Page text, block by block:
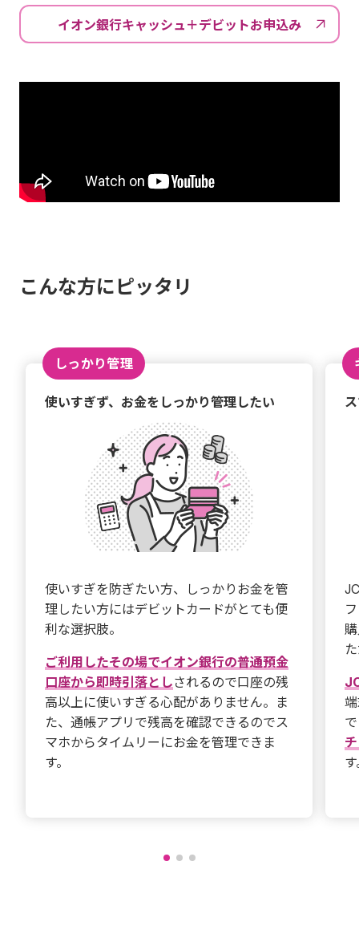
イオン銀行キャッシュ＋デビットお申込み
こんな方にピッタリ
しっかり管理
使いすぎず、お金をしっかり管理したい
使いすぎを防ぎたい方、しっかりお金を管
理したい方にはデビットカードがとても便
利な選択肢。
ご利用したその場でイオン銀行の普通預金
口座から即時引落としされるので口座の残
高以上に使いすぎる心配がありません。ま
た、通帳アプリで残高を確認できるのでス
マホからタイムリーにお金を管理できま
す。